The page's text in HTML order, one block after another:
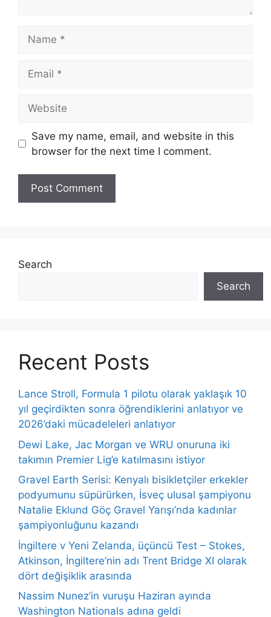
Save my name, email, and website in this
browser for the next time I comment.
Search
Search
Recent Posts
Lance Stroll, Formula 1 pilotu olarak yaklaşık 10
yıl geçirdikten sonra öğrendiklerini anlatıyor ve
2026’daki mücadeleleri anlatıyor
Dewi Lake, Jac Morgan ve WRU onuruna iki
takımın Premier Lig’e katılmasını istiyor
Gravel Earth Serisi: Kenyalı bisikletçiler erkekler
podyumunu süpürürken, İsveç ulusal şampiyonu
Natalie Eklund Göç Gravel Yarışı’nda kadınlar
şampiyonluğunu kazandı
İngiltere v Yeni Zelanda, üçüncü Test – Stokes,
Atkinson, İngiltere’nin adı Trent Bridge XI olarak
dört değişiklik arasında
Nassim Nunez’in vuruşu Haziran ayında
Washington Nationals adına geldi